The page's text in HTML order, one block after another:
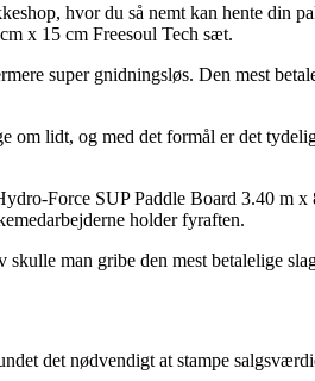
hvor du så nemt kan hente din
x 15 cm Freesoul Tech sæt.
super gnidningsløs. Den mest
lidt, og med det formål er det
Force SUP Paddle Board 3.40 m x
holder fyraften.
man gribe den mest betalelige
det nødvendigt at stampe